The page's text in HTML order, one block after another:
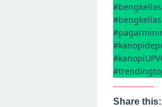
Share this: